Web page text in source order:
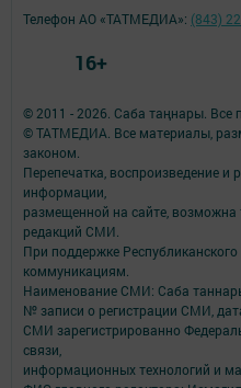
© 2011 - 2026. Саба таңнары. Все
© ТАТМЕДИА. Все материалы,
законом.
Перепечатка, воспроизведение
информации,
размещенной на сайте, возможна
редакций СМИ.
При поддержке
коммуникациям.
Наименование СМИ: Саба
№ записи о регистрации СМИ,
СМИ зарегистрированно
связи,
информационных технологий и
Телефон АО «ТАТМЕДИА»: (843)
16+